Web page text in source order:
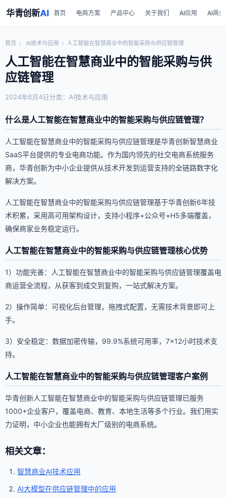
华青创新AI 首页 电商方案 产品中心 关于我们 AI应用 AI商业
首页 › AI技术与应用 › 人工智能在智慧商业中的智能采购与供应链管理
人工智能在智慧商业中的智能采购与供
应链管理
2024年6月4日分类：AI技术与应用
什么是人工智能在智慧商业中的智能采购与供应链管理？
人工智能在智慧商业中的智能采购与供应链管理是华青创新智慧商业
SaaS平台提供的专业电商功能。作为国内领先的社交电商系统服务
商，华青创新为中小企业提供从技术开发到运营支持的全链路数字化
解决方案。
人工智能在智慧商业中的智能采购与供应链管理基于华青创新6年技
术积累，采用高可用架构设计，支持小程序+公众号+H5多端覆盖，
确保商家业务稳定运行。
人工智能在智慧商业中的智能采购与供应链管理核心优势
1）功能完善：人工智能在智慧商业中的智能采购与供应链管理覆盖电
商运营全流程，从获客到成交到复购，一站式解决方案。
2）操作简单：可视化后台管理，拖拽式配置，无需技术背景即可上
手。
3）安全稳定：数据加密传输，99.9%系统可用率，7×12小时技术支
持。
人工智能在智慧商业中的智能采购与供应链管理客户案例
华青创新人工智能在智慧商业中的智能采购与供应链管理已服务
1000+企业客户，覆盖电商、教育、本地生活等多个行业。我们用实
力证明，中小企业也能拥有大厂级别的电商系统。
相关文章：
智慧商业AI技术应用
AI大模型在供应链管理中的应用